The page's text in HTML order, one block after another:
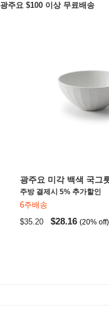
광주요 $100 이상 무료배송
광주요 미각 백색 국그
주방 결제시 5% 추가할인
6주배송
$35.20$28.16(20% off)